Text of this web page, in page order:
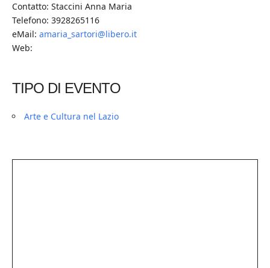
Contatto: Staccini Anna Maria
Telefono: 3928265116
eMail: amaria_sartori@libero.it
Web:
TIPO DI EVENTO
Arte e Cultura nel Lazio